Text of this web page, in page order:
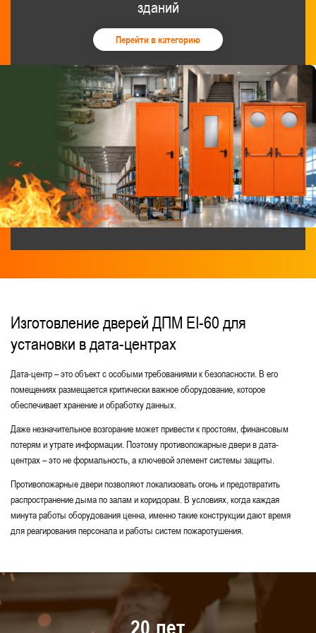
Синего цвета
С кодовым замком
Двери с системой антипаника
Для медицинских учреждений С притвором
Двери EIW-60
Дымогазонепроницаемые EIS-60
Двери из нержавеющей стали В подъезд
Остекленные противопожарные двери
Для санузлов Глухие однопольные
Одностворчатые противопожарные двери
Глухие противопожарные двери
Для переходных балконов
С толщиной стали 2 мм
Для лестничных клеток В квартиру
зданий
Перейти в категорию
Изготовление дверей ДПМ EI-60 для
установки в дата-центрах
Дата-центр – это объект с особыми требованиями к безопасности. В его
помещениях размещается критически важное оборудование, которое
обеспечивает хранение и обработку данных.
Даже незначительное возгорание может привести к простоям, финансовым
потерям и утрате информации. Поэтому противопожарные двери в дата-
центрах – это не формальность, а ключевой элемент системы защиты.
Противопожарные двери позволяют локализовать огонь и предотвратить
распространение дыма по залам и коридорам. В условиях, когда каждая
минута работы оборудования ценна, именно такие конструкции дают время
для реагирования персонала и работы систем пожаротушения.
20 лет